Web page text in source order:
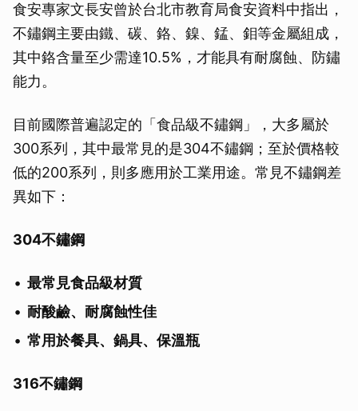
食安專家文長安曾於台北市教育局食安資料中指出，
不鏽鋼主要由鐵、碳、鉻、鎳、錳、鉬等金屬組成，
其中鉻含量至少需達10.5%，才能具有耐腐蝕、防鏽
能力。
目前國際普遍認定的「食品級不鏽鋼」，大多屬於
300系列，其中最常見的是304不鏽鋼；至於價格較
低的200系列，則多應用於工業用途。常見不鏽鋼差
異如下：
304不鏽鋼
最常見食品級材質
耐酸鹼、耐腐蝕性佳
常用於餐具、鍋具、保溫瓶
316不鏽鋼